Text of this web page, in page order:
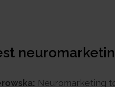
Neuromarketing